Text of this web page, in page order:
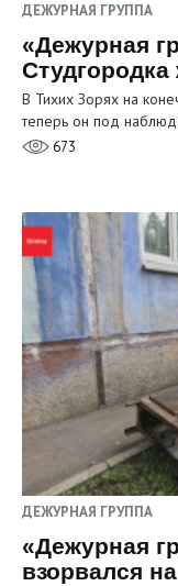
ДЕЖУРНАЯ ГРУППА
«Дежурная
В Тихих Зорях на
теперь он под
673
ДЕЖУРНАЯ ГРУППА
«Дежурная
взорвался